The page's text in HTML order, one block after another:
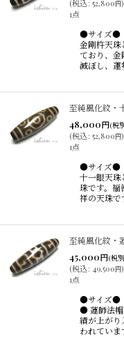
(税込: 52,800円)
1点
●サイズ●
金剛杵天珠
ており、
滅ぼし、
至純風化紋・
48,000円(税
(税込: 52,800円)
1点
●サイズ●
十一眼天珠
珠です。福
祥の天珠で
至純風化紋・
45,000円(税
(税込: 49,500円)
1点
●サイズ●
● 蓮師法帽
績が上がり
われていま